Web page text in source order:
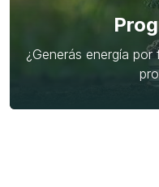
¿Generás energía